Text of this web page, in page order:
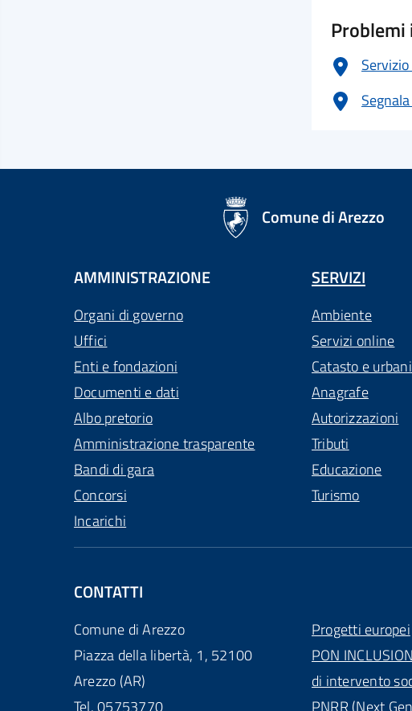
Comune di Arezzo
AMMINISTRAZIONE
Organi di governo
Uffici
Enti e fondazioni
Documenti e dati
Albo pretorio
Amministrazione trasparente
Bandi di gara
Concorsi
Incarichi
SERVIZI
Ambiente
Servizi online
Catasto e
Anagrafe
Autorizzazioni
Tributi
Educazione
Turismo
CONTATTI
Comune di Arezzo
Piazza della libertà, 1, 52100
Arezzo (AR)
Progetti europei
PON
di intervento